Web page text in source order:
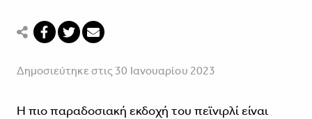
Δημοσιεύτηκε στις 30 Ιανουαρίου 2023
Η πιο παραδοσιακή εκδοχή του πεϊνιρλί είναι